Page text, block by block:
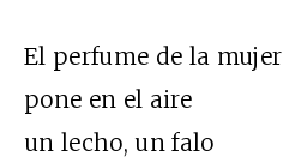
El perfume de la mujer
pone en el aire
un lecho, un falo